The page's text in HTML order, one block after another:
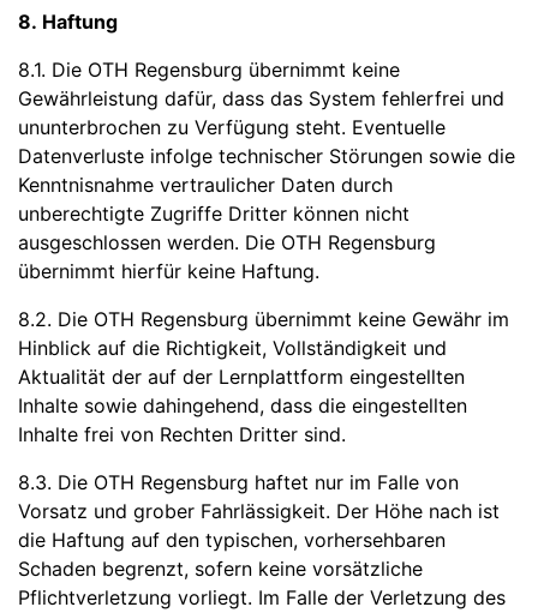
8. Haftung
8.1. Die OTH Regensburg übernimmt keine
Gewährleistung dafür, dass das System fehlerfrei und
ununterbrochen zu Verfügung steht. Eventuelle
Datenverluste infolge technischer Störungen sowie die
Kenntnisnahme vertraulicher Daten durch
unberechtigte Zugriffe Dritter können nicht
ausgeschlossen werden. Die OTH Regensburg
übernimmt hierfür keine Haftung.
8.2. Die OTH Regensburg übernimmt keine Gewähr im
Hinblick auf die Richtigkeit, Vollständigkeit und
Aktualität der auf der Lernplattform eingestellten
Inhalte sowie dahingehend, dass die eingestellten
Inhalte frei von Rechten Dritter sind.
8.3. Die OTH Regensburg haftet nur im Falle von
Vorsatz und grober Fahrlässigkeit. Der Höhe nach ist
die Haftung auf den typischen, vorhersehbaren
Schaden begrenzt, sofern keine vorsätzliche
Pflichtverletzung vorliegt. Im Falle der Verletzung des